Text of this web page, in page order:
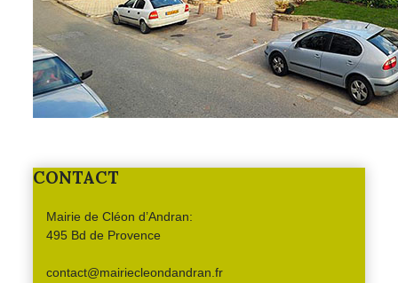
CONTACT
Mairie de Cléon d’Andran:
495 Bd de Provence
contact@mairiecleondandran.fr